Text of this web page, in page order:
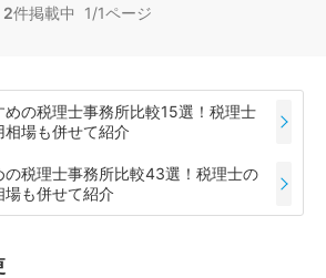
2件掲載中 1/1ページ
めの税理士事務所比較15選！税理士
場も併せて紹介
の税理士事務所比較43選！税理士の
も併せて紹介